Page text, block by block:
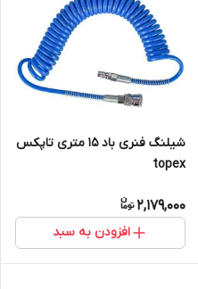
شیلنگ فنری باد 15 متری تاپکس
topex
2,179,000
افزودن به سبد